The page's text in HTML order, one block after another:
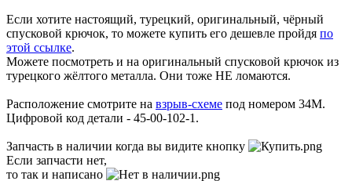
Если хотите настоящий, турецкий, оригинальный, чёрный
спусковой крючок, то можете купить его дешевле пройдя по
этой ссылке.
Можете посмотреть и на оригинальный спусковой крючок из
турецкого жёлтого металла. Они тоже НЕ ломаются.
Расположение смотрите на взрыв-схеме под номером 34М.
Цифровой код детали - 45-00-102-1.
Запчасть в наличии когда вы видите кнопку
Если запчасти нет,
то так и написано